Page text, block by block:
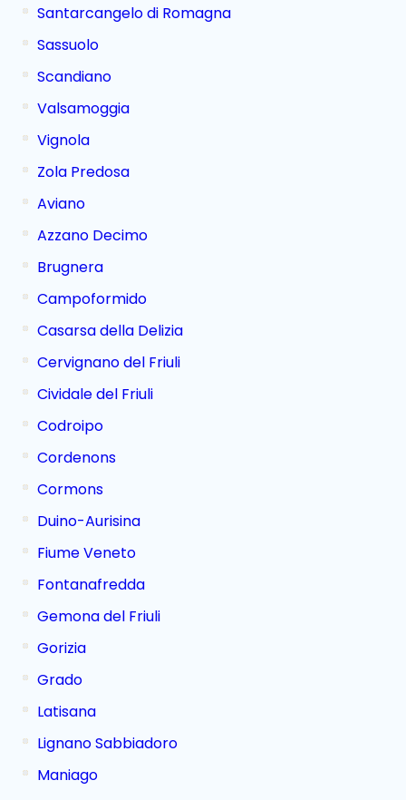
Santarcangelo di Romagna
Sassuolo
Scandiano
Valsamoggia
Vignola
Zola Predosa
Aviano
Azzano Decimo
Brugnera
Campoformido
Casarsa della Delizia
Cervignano del Friuli
Cividale del Friuli
Codroipo
Cordenons
Cormons
Duino-Aurisina
Fiume Veneto
Fontanafredda
Gemona del Friuli
Gorizia
Grado
Latisana
Lignano Sabbiadoro
Maniago